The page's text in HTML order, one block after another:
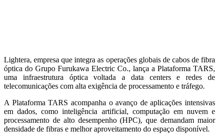
Lightera, empresa que integra as operações globais de cabos de fibra
óptica do Grupo Furukawa Electric Co., lança a Plataforma TARS,
uma infraestrutura óptica voltada a data centers e redes de
telecomunicações com alta exigência de processamento e tráfego.
A Plataforma TARS acompanha o avanço de aplicações intensivas
em dados, como inteligência artificial, computação em nuvem e
processamento de alto desempenho (HPC), que demandam maior
densidade de fibras e melhor aproveitamento do espaço disponível.